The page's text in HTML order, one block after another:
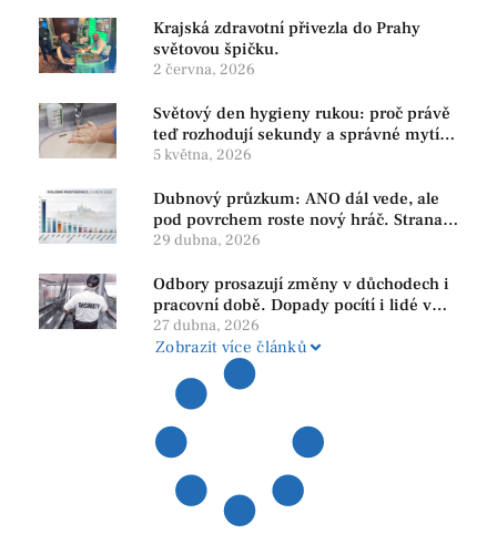
Krajská zdravotní přivezla do Prahy
světovou špičku.
2 června, 2026
Světový den hygieny rukou: proč právě
teď rozhodují sekundy a správné mytí
rukou
5 května, 2026
Dubnový průzkum: ANO dál vede, ale
pod povrchem roste nový hráč. Strana
PRO se drží nejvýš mezi menšími
29 dubna, 2026
Odbory prosazují změny v důchodech i
pracovní době. Dopady pocítí i lidé v
našem regionu
27 dubna, 2026
Zobrazit více článků